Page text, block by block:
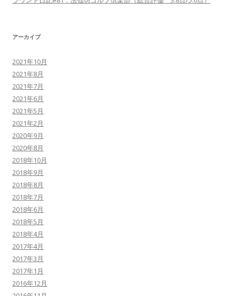
アーカイブ
2021年10月
2021年8月
2021年7月
2021年6月
2021年5月
2021年2月
2020年9月
2020年8月
2018年10月
2018年9月
2018年8月
2018年7月
2018年6月
2018年5月
2018年4月
2017年4月
2017年3月
2017年1月
2016年12月